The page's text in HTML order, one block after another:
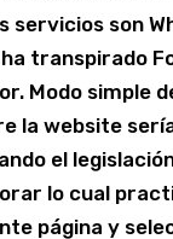
servicios son
transpirado
Modo simple
la website
el
lo cual
página y